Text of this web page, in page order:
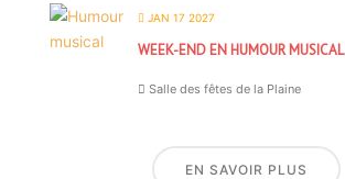
JAN 17 2027
WEEK-END EN HUMOUR MUSICAL
Salle des fêtes de la Plaine
EN SAVOIR PLUS